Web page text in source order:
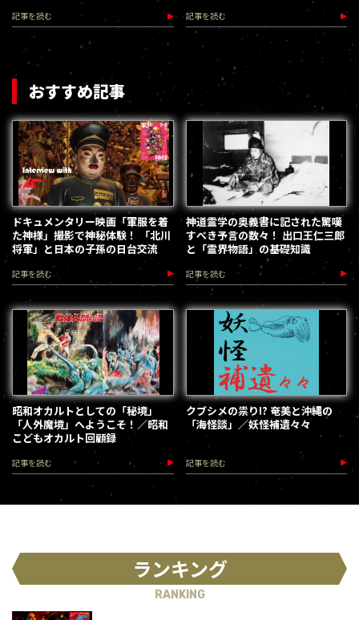
記事を読む 記事を読む
おすすめ記事
ドキュメンタリー映画「軍服を着
た神様」撮影で神秘体験！ 「北川
将軍」と日本の子孫の日台交流
記事を読む
神道霊学の奥義書に記された驚嘆
すべき予言の数々！ 出口王仁三郎
と「霊界物語」の基礎知識
記事を読む
昭和オカルトとしての「秘境」
「人外魔境」へようこそ！／昭和
こどもオカルト回顧録
記事を読む
クブシメの祟り!? 奄美と沖縄の
「海怪談」／妖怪補遺々々
記事を読む
ランキング
RANKING